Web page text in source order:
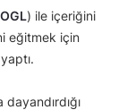
) ile içeriğini
eğitmek için